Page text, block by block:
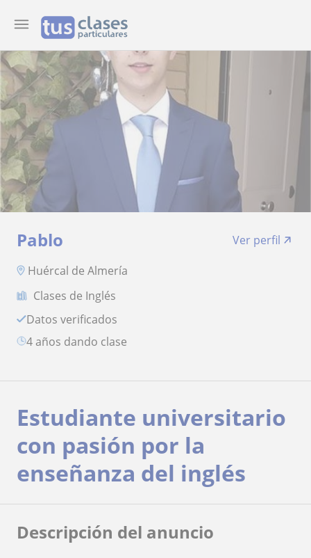
Pablo
Ver perfil
Huércal de Almería
Clases de Inglés
Datos verificados
4 años dando clase
Estudiante universitario
con pasión por la
enseñanza del inglés
Descripción del anuncio